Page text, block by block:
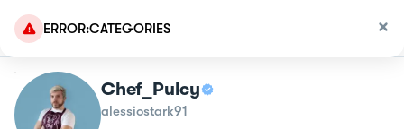
ERROR:CATEGORIES
Chef_Pulcy
alessiostark91